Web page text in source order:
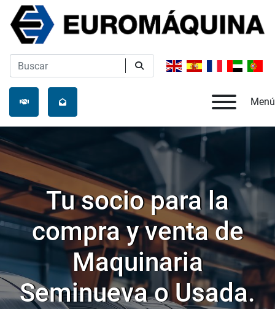
Menú
Tu socio para la
compra y venta de
Maquinaria
Seminueva o Usada.